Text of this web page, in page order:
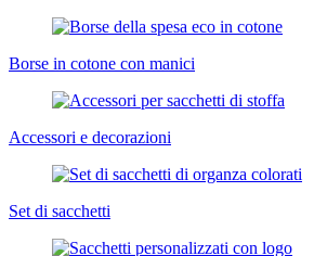
Borse in cotone con manici
Accessori e decorazioni
Set di sacchetti